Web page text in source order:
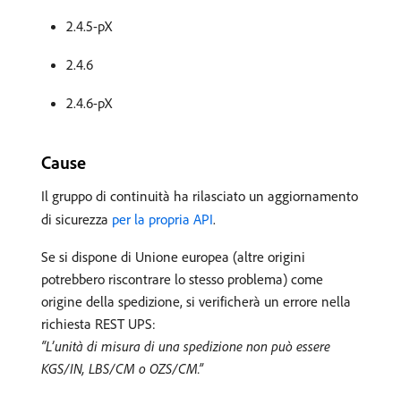
2.4.5-pX
2.4.6
2.4.6-pX
Cause
Il gruppo di continuità ha rilasciato un aggiornamento
di sicurezza per la propria API.
Se si dispone di Unione europea (altre origini
potrebbero riscontrare lo stesso problema) come
origine della spedizione, si verificherà un errore nella
richiesta REST UPS:
“L’unità di misura di una spedizione non può essere
KGS/IN, LBS/CM o OZS/CM.”